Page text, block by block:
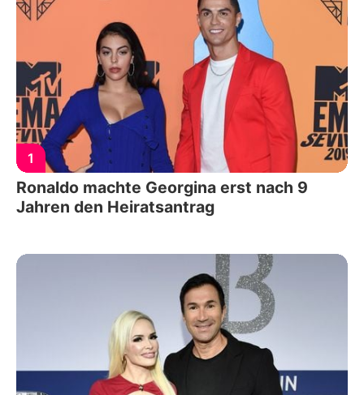
1
Ronaldo machte Georgina erst nach 9
Jahren den Heiratsantrag